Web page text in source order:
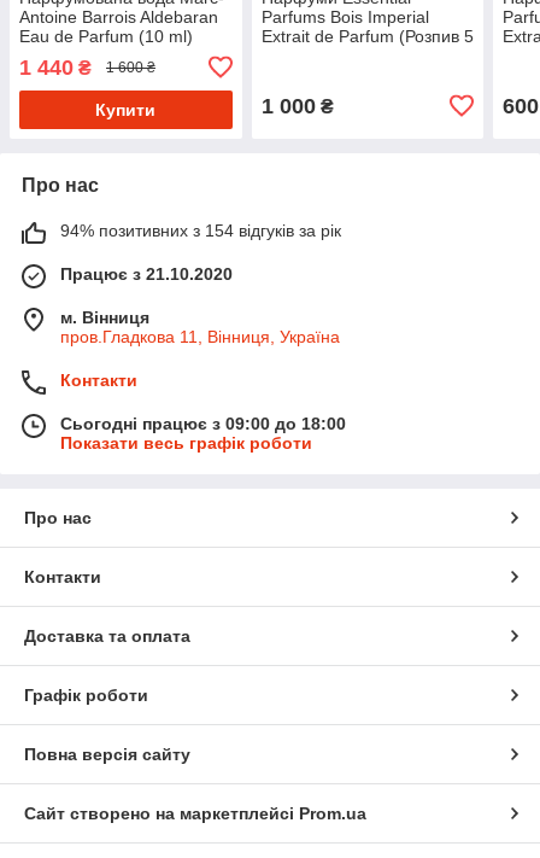
Antoine Barrois Aldebaran
Eau de Parfum (10 ml)
1 440 ₴ 1 600 ₴
Купити
Parfums Bois Imperial
Extrait de Parfum (Розпив 5
1 000₴ 600
Про нас
94% позитивних з 154 відгуків за рік
Працює з 21.10.2020
м. Вінниця
пров.Гладкова 11, Вінниця, Україна
Контакти
Сьогодні працює з 09:00 до 18:00
Показати весь графік роботи
Про нас
Контакти
Доставка та оплата
Графік роботи
Повна версія сайту
Сайт створено на маркетплейсі Prom.ua